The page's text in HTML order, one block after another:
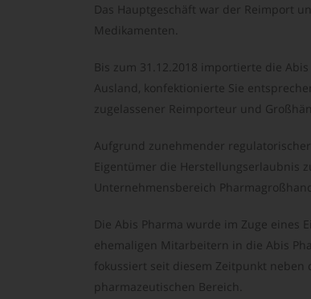
Das Hauptgeschäft war der Reimport
Medikamenten.
Bis zum 31.12.2018 importierte die
Ausland, konfektionierte Sie
zugelassener Reimporteur und
Aufgrund zunehmender
Eigentümer die Herstellungserlaubnis
Unternehmensbereich
Die Abis Pharma wurde im Zuge eines
ehemaligen Mitarbeitern in die Abis
fokussiert seit diesem Zeitpunkt
pharmazeutischen Bereich.